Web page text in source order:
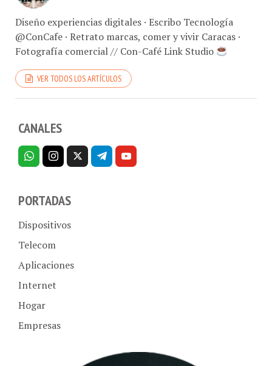
Diseño experiencias digitales · Escribo Tecnología
@ConCafe · Retrato marcas, comer y vivir Caracas ·
Fotografía comercial // Con-Café Link Studio
Telecom
Aplicaciones
Internet
Hogar
Empresas